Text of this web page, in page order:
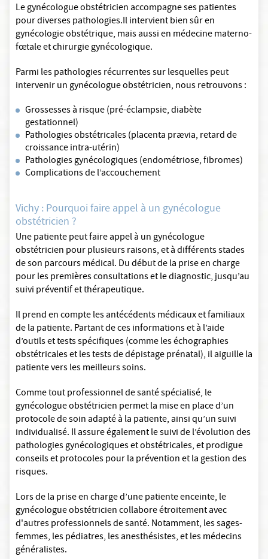
Le gynécologue obstétricien accompagne ses patientes
pour diverses pathologies.Il intervient bien sûr en
gynécologie obstétrique, mais aussi en médecine materno-
fœtale et chirurgie gynécologique.
Parmi les pathologies récurrentes sur lesquelles peut
intervenir un gynécologue obstétricien, nous retrouvons :
Grossesses à risque (pré-éclampsie, diabète
gestationnel)
Pathologies obstétricales (placenta prævia, retard de
croissance intra-utérin)
Pathologies gynécologiques (endométriose, fibromes)
Complications de l’accouchement
Vichy : Pourquoi faire appel à un gynécologue
obstétricien ?
Une patiente peut faire appel à un gynécologue
obstétricien pour plusieurs raisons, et à différents stades
de son parcours médical. Du début de la prise en charge
pour les premières consultations et le diagnostic, jusqu’au
suivi préventif et thérapeutique.
Il prend en compte les antécédents médicaux et familiaux
de la patiente. Partant de ces informations et à l’aide
d’outils et tests spécifiques (comme les échographies
obstétricales et les tests de dépistage prénatal), il aiguille la
patiente vers les meilleurs soins.
Comme tout professionnel de santé spécialisé, le
gynécologue obstétricien permet la mise en place d’un
protocole de soin adapté à la patiente, ainsi qu’un suivi
individualisé. Il assure également le suivi de l’évolution des
pathologies gynécologiques et obstétricales, et prodigue
conseils et protocoles pour la prévention et la gestion des
risques.
Lors de la prise en charge d’une patiente enceinte, le
gynécologue obstétricien collabore étroitement avec
d'autres professionnels de santé. Notamment, les sages-
femmes, les pédiatres, les anesthésistes, et les médecins
généralistes.